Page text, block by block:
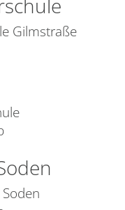
Gilmstraße